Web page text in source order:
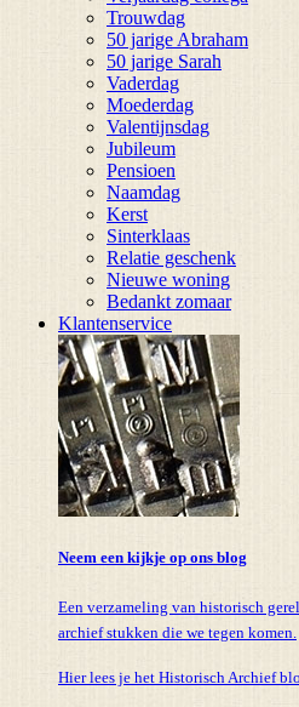
Trouwdag
50 jarige Abraham
50 jarige Sarah
Vaderdag
Moederdag
Valentijnsdag
Jubileum
Pensioen
Naamdag
Kerst
Sinterklaas
Relatie geschenk
Nieuwe woning
Bedankt zomaar
Klantenservice
Neem een kijkje op ons blog
Een verzameling van historisch
archief stukken die we tegen komen.
Hier lees je het Historisch Archief